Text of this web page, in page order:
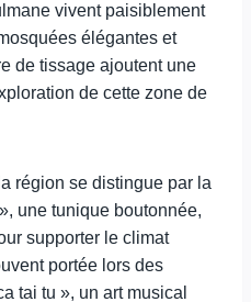
vivent paisiblement
élégantes et
de tissage ajoutent une
de cette zone de
région se distingue par la
une tunique boutonnée,
supporter le climat
portée lors des
tai tu », un art musical